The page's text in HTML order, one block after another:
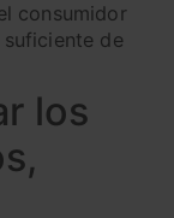
consumidor
de
los